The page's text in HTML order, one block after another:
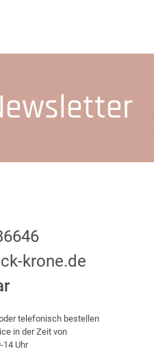
krone.de
telefonisch bestellen
in der Zeit von
14 Uhr